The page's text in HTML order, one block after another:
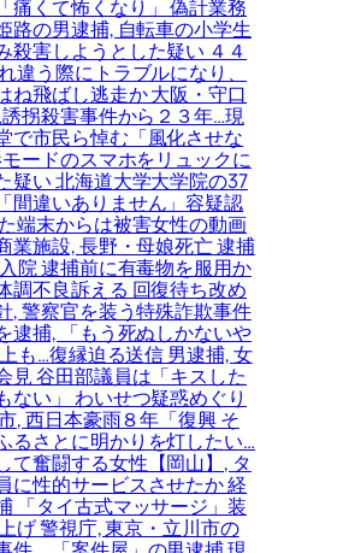
痛くて怖くなり」 偽計業務
路の男逮捕, 自転車の小学生
殺害しようとした疑い ４４
違う際にトラブルになり、
ね飛ばし逃走か 大阪・守口
拐殺害事件から２３年…現
で市民ら悼む「風化させな
ードのスマホをリュックに
疑い 北海道大学大学院の37
間違いありません」容疑認
端末からは被害女性の動画
業施設, 長野・母娘死亡 逮捕
院 逮捕前に有毒物を服用か
調不良訴える 回復待ち改め
, 警察官を装う特殊詐欺事件
逮捕, 「もう死ぬしかないや
も…復縁迫る送信 男逮捕, 女
見 谷田部議員は「キスした
ない」 わいせつ疑惑めぐり
, 西日本豪雨８年「復興 そ
るさとに明かりを灯したい…
て奮闘する女性【岡山】, タ
に性的サービスさせたか 経
「タイ古式マッサージ」装
げ 警視庁, 東京・立川市の